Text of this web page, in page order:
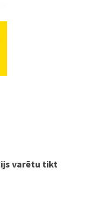
varētu tikt